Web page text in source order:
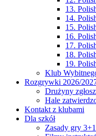
13.
14.
15.
16.
17.
18.
19.
Klub
Rozgrywki 2026/
Drużyny
Hale
Kontakt z klubami
Dla szkół
Zasady gry 3+1